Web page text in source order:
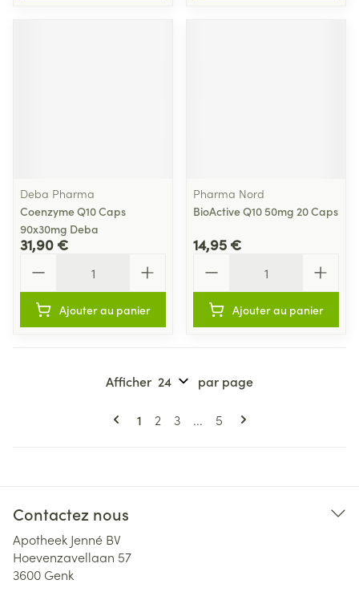
Deba Pharma
Coenzyme Q10 Caps
90x30mg Deba
31,90 €
Ajouter au panier
Pharma Nord
BioActive Q10 50mg 20 Caps
14,95 €
Ajouter au panier
Pages
Vous lisez actuellement la page
1 Page
2 Page
3 ... Page
5
Afficher par page
Contactez nous
Apotheek Jenné BV
Hoevenzavellaan 57
3600 Genk